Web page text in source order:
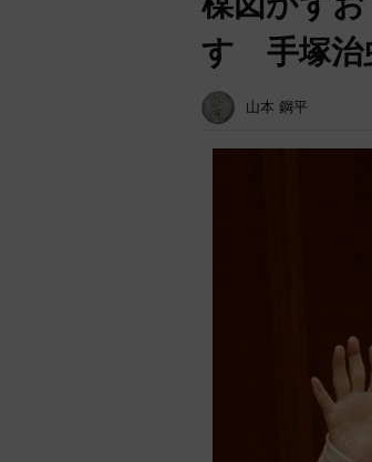
す 手塚治
山本 鋼平